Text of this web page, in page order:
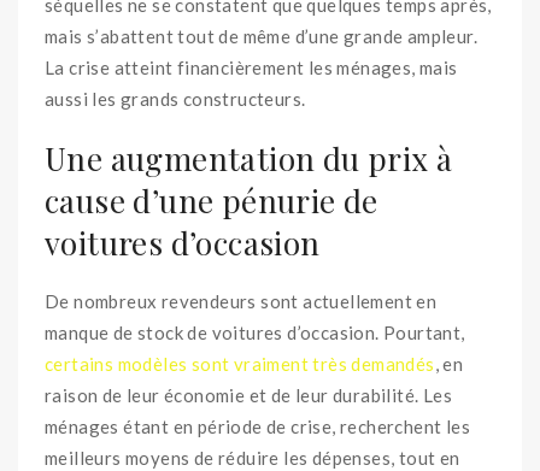
séquelles ne se constatent que quelques temps après,
mais s’abattent tout de même d’une grande ampleur.
La crise atteint financièrement les ménages, mais
aussi les grands constructeurs.
Une augmentation du prix à
cause d’une pénurie de
voitures d’occasion
De nombreux revendeurs sont actuellement en
manque de stock de voitures d’occasion. Pourtant,
certains modèles sont vraiment très demandés, en
raison de leur économie et de leur durabilité. Les
ménages étant en période de crise, recherchent les
meilleurs moyens de réduire les dépenses, tout en